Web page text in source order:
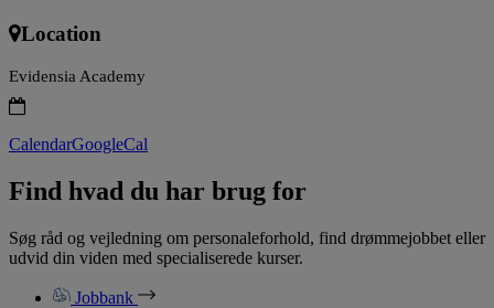
Location
Evidensia Academy
CalendarGoogleCal
Find hvad du har brug for
Søg råd og vejledning om personaleforhold, find drømmejobbet eller
udvid din viden med specialiserede kurser.
Jobbank